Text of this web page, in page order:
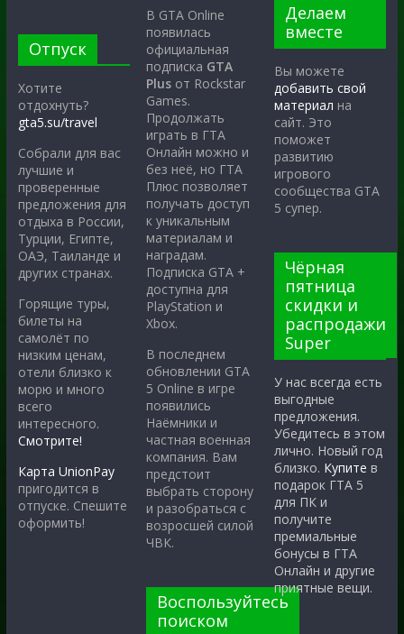
Отпуск
Хотите
отдохнуть?
gta5.su/travel
Собрали для вас
лучшие и
проверенные
предложения для
отдыха в России,
Турции, Египте,
ОАЭ, Таиланде и
других странах.
Горящие туры,
билеты на
самолёт по
низким ценам,
отели близко к
морю и много
всего
интересного.
Смотрите!
Карта UnionPay
пригодится в
отпуске. Спешите
оформить!
В GTA Online
появилась
официальная
подписка GTA
Plus от Rockstar
Games.
Продолжать
играть в ГТА
Онлайн можно и
без неё, но ГТА
Плюс позволяет
получать доступ
к уникальным
материалам и
наградам.
Подписка GTA +
доступна для
PlayStation и
Xbox.
В последнем
обновлении GTA
5 Online в игре
появились
Наёмники и
частная военная
компания. Вам
предстоит
выбрать сторону
и разобраться с
возросшей силой
ЧВК.
Воспользуйтесь
поиском
Делаем
вместе
Вы можете
добавить свой
материал на
сайт. Это
поможет
развитию
игрового
сообщества GTA
5 супер.
Чёрная
пятница
скидки и
распродажи
Super
У нас всегда есть
выгодные
предложения.
Убедитесь в этом
лично. Новый год
близко. Купите в
подарок ГТА 5
для ПК и
получите
премиальные
бонусы в ГТА
Онлайн и другие
приятные вещи.